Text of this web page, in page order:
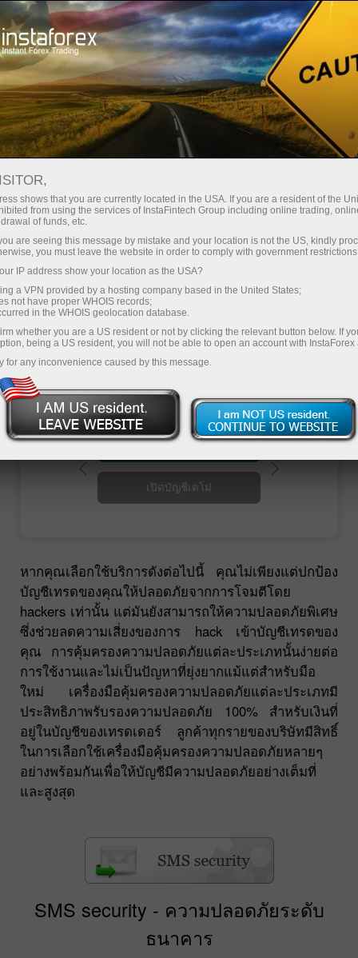
สำหรับเทรดเดอร์
ความปลอดภัยกับ InstaForex
ความปลอดภัยกับ
InstaForex
หลังจากที่เปิดบัญชีกับ InstaForex Company
ลูกค้าจะได้รับการคุ้มครองความปลอดภัยอย่าง
เต็มรูปแบบทั้งทางด้านการเงินและทางเทคนิค
นอกจากนั้น เทคโนโลยีส่วนใหญ่ที่ InstaForex
Company นำมาใช้นั้นเป็นการคุ้มครองความ
ปลอดภัยระดับที่ธนาคารใช้
เปิดบัญชีซื้อขาย
เปิดบัญชีเดโม่
หากคุณเลือกใช้บริการดังต่อไปนี้ คุณไม่เพียงแต่ปกป้อง
บัญชีเทรดของคุณให้ปลอดภัยจากการโจมตีโดย
hackers เท่านั้น แต่มันยังสามารถให้ความปลอดภัยพิเศษ
ซึ่งช่วยลดความเสี่ยงของการ hack เข้าบัญชีเทรดของ
คุณ การคุ้มครองความปลอดภัยแต่ละประเภทนั้นง่ายต่อ
การใช้งานและไม่เป็นปัญหาที่ยุ่งยากแม้แต่สำหรับมือ
ใหม่ เครื่องมือคุ้มครองความปลอดภัยแต่ละประเภทมี
ประสิทธิภาพรับรองความปลอดภัย 100% สำหรับเงินที่
อยู่ในบัญชีของเทรดเดอร์ ลูกค้าทุกรายของบริษัทมีสิทธิ์
ในการเลือกใช้เครื่องมือคุ้มครองความปลอดภัยหลายๆ
อย่างพร้อมกันเพื่อให้บัญชีมีความปลอดภัยอย่างเต็มที่
และสูงสุด
SMS security - ความปลอดภัยระดับ
ธนาคาร
shows that you are currently located in the USA. If you are a resident of the
from using the services of InstaFintech Group including online trading,
of funds, etc.
are seeing this message by mistake and your location is not the US, kindly
you must leave the website in order to comply with government
IP address show your location as the USA?
a VPN provided by a hosting company based in the United States;
not have proper WHOIS records;
in the WHOIS geolocation database.
whether you are a US resident or not by clicking the relevant button below. If
being a US resident, you will not be able to open an account with InstaForex
for any inconvenience caused by this message.